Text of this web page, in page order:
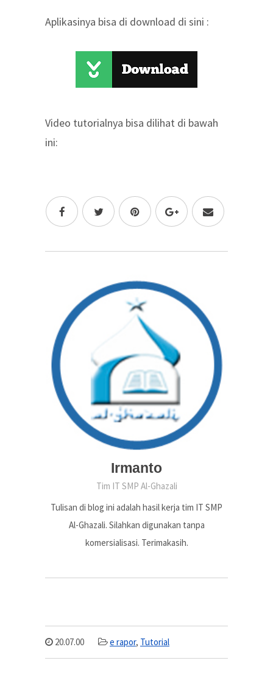
Aplikasinya bisa di download di sini :
Video tutorialnya bisa dilihat di bawah
ini:
Irmanto
Tim IT SMP Al-Ghazali
Tulisan di blog ini adalah hasil kerja tim IT SMP
Al-Ghazali. Silahkan digunakan tanpa
komersialisasi. Terimakasih.
20.07.00 e rapor, Tutorial